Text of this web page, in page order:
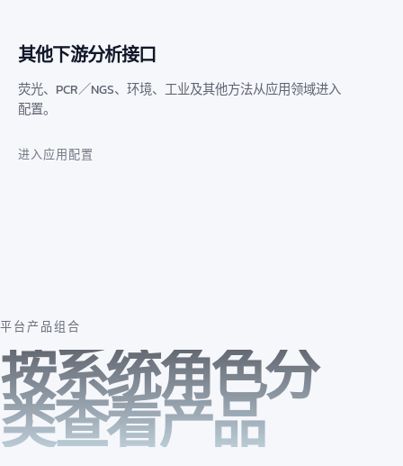
其他下游分析接口
荧光、PCR／NGS、环境、工业及其他方法从应用领域进入
配置。
进入应用配置
平台产品组合
按系统角色分
类查看产品